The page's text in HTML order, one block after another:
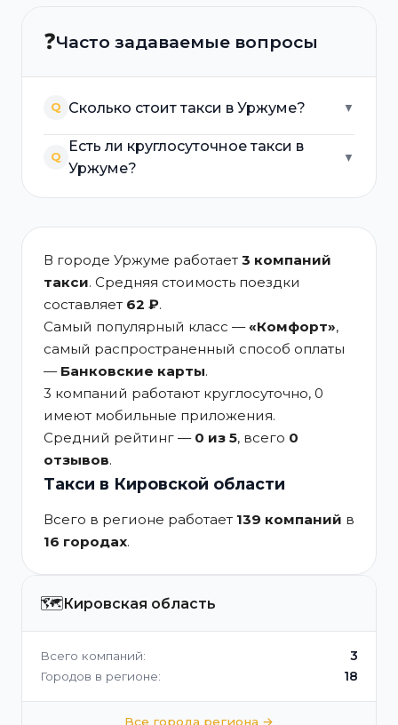
❓Часто задаваемые вопросы
Q Сколько стоит такси в Уржуме? ▼
Q
Есть ли круглосуточное такси в
Уржуме?
▼
В городе Уржуме работает 3 компаний
такси. Средняя стоимость поездки
составляет 62 ₽.
Самый популярный класс —«Комфорт»,
самый распространенный способ оплаты
— Банковские карты.
3 компаний работают круглосуточно, 0
имеют мобильные приложения.
Средний рейтинг — 0 из 5, всего 0
отзывов.
Такси в Кировской области
Всего в регионе работает 139 компаний в
16 городах.
🗺️Кировская область
Всего компаний: 3
Городов в регионе: 18
Все города региона →